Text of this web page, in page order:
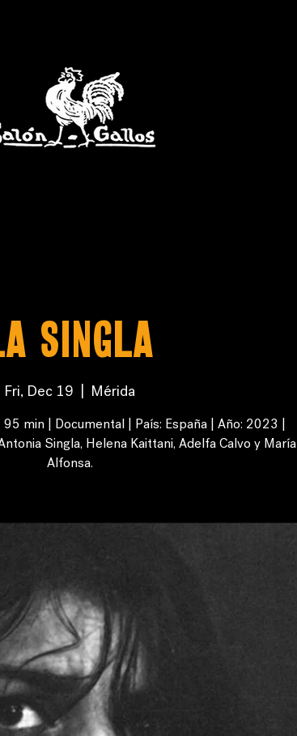
SINGLA
Fri, Dec 19 Mérida
min | Documental | País: España | Año: 2023 |
Singla, Helena Kaittani, Adelfa Calvo y María
Alfonsa.